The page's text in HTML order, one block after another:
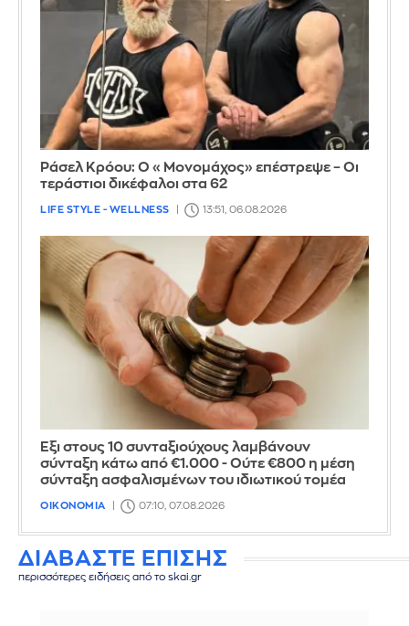
Ράσελ Κρόου: Ο «Μονομάχος» επέστρεψε – Οι
τεράστιοι δικέφαλοι στα 62
LIFE STYLE - WELLNESS 13:51, 06.08.2026
Έξι στους 10 συνταξιούχους λαμβάνουν
σύνταξη κάτω από €1.000 - Ούτε €800 η μέση
σύνταξη ασφαλισμένων του ιδιωτικού τομέα
ΟΙΚΟΝΟΜΙΑ 07:10, 07.08.2026
ΔΙΑΒΑΣΤΕ ΕΠΙΣΗΣ
περισσότερες ειδήσεις από το skai.gr